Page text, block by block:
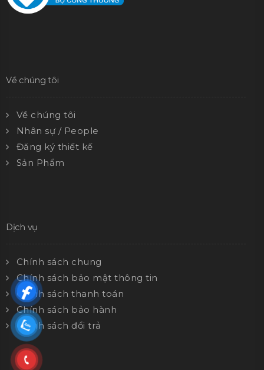
Về chúng tôi
Về chúng tôi
Nhân sự / People
Đăng ký thiết kế
Sản Phẩm
Dịch vụ
Chính sách chung
Chính sách bảo mật thông tin
Chính sách thanh toán
Chính sách bảo hành
Chính sách đổi trả